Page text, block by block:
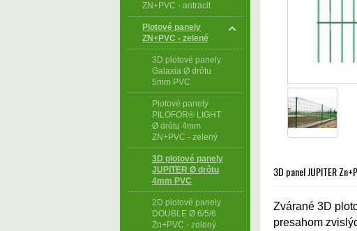
ZN+PVC - antracit
Plotové panely
ZN+PVC - zelené
3D plotové panely
Galaxia Ø drôtu
5mm PVC
Plotové panely
PILOFOR® LIGHT
Ø drôtu 4mm
ZN+PVC - zelený
3D plotové panely
JUPITER Ø drôtu
4mm PVC
2D plotové panely
DOUBLE Ø 6/5/6
Zn+PVC - zelený
3D panel JUPITER
Zvárané 3D
presahom